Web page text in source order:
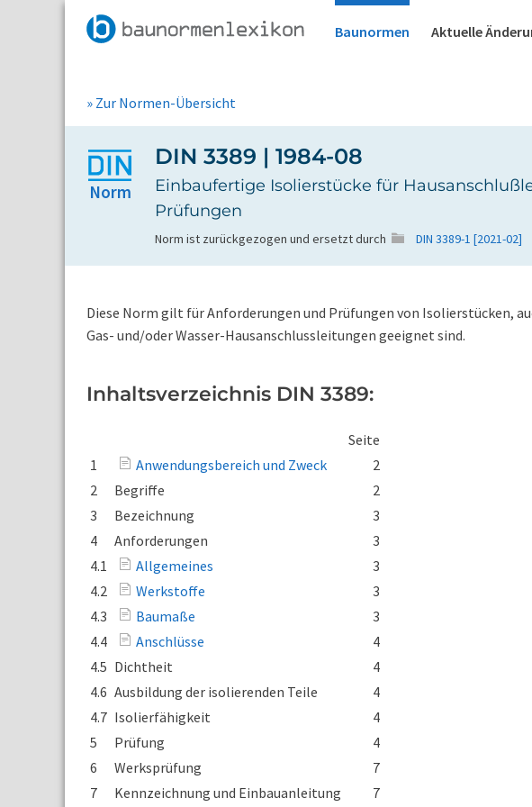
Baunormen Aktuelle
» Zur Normen-Übersicht
Norm
DIN 3389 | 1984-08
Einbaufertige Isolierstücke für
Prüfungen
Norm ist zurückgezogen und ersetzt durch DIN 3389-1 [2021-02]
Diese Norm gilt für Anforderungen und Prüfungen von Isolierstücken,
Gas- und/oder Wasser-Hausanschlussleitungen geeignet sind.
Inhaltsverzeichnis DIN 3389:
Seite
1
Anwendungsbereich und Zweck
2
2
Begriffe
2
3
Bezeichnung
3
4
Anforderungen
3
4.1
Allgemeines
3
4.2
Werkstoffe
3
4.3
Baumaße
3
4.4
Anschlüsse
4
4.5 Dichtheit
4
4.6 Ausbildung der isolierenden Teile
4
4.7 Isolierfähigkeit
4
5
Prüfung
4
6
Werksprüfung
7
7
Kennzeichnung und Einbauanleitung 7